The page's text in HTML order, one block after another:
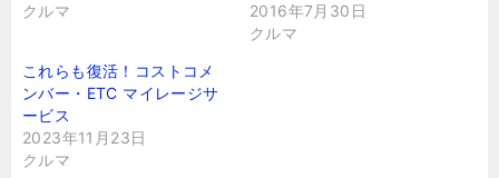
クルマ
2016年7月30日
クルマ
これらも復活！コストコメ
ンバー・ETC マイレージサ
ービス
2023年11月23日
クルマ